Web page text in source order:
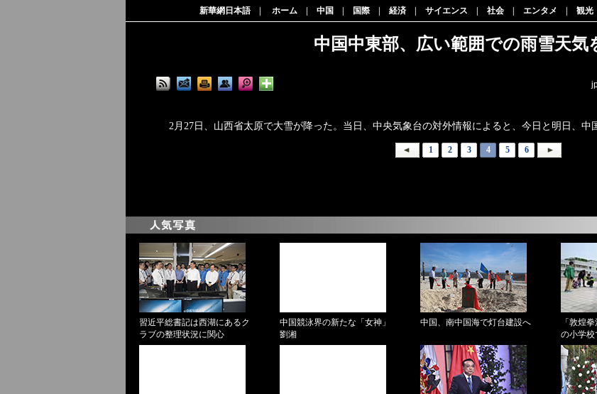
新華網日本語| ホーム| 中国 国際| 経済| サイエンス 社会| エンタメ 観光
中国中東部、広い範囲での雨雪天気
2月27日、山西省太原で大雪が降った。当日、中央気象台の対外情報によると、今日と明日、中
1 2 3 4 5 6